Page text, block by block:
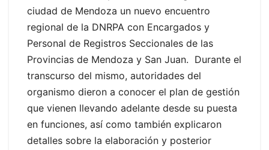
ciudad de Mendoza un nuevo encuentro
regional de la DNRPA con Encargados y
Personal de Registros Seccionales de las
Provincias de Mendoza y San Juan. Durante el
transcurso del mismo, autoridades del
organismo dieron a conocer el plan de gestión
que vienen llevando adelante desde su puesta
en funciones, así como también explicaron
detalles sobre la elaboración y posterior